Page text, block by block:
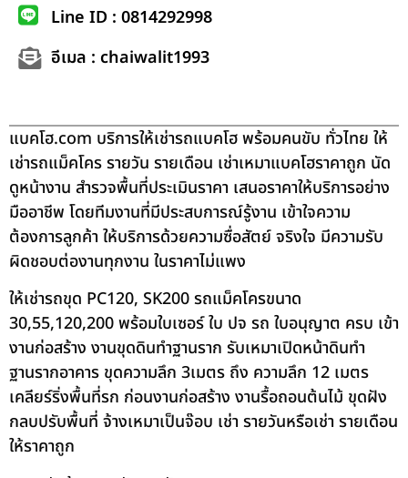
Line ID : 0814292998
อีเมล : chaiwalit1993
แบคโฮ.com บริการให้เช่ารถแบคโฮ พร้อมคนขับ ทั่วไทย ให้
เช่ารถแม็คโคร รายวัน รายเดือน เช่าเหมาแบคโฮราคาถูก นัด
ดูหน้างาน สำรวจพื้นที่ประเมินราคา เสนอราคาให้บริการอย่าง
มืออาชีพ โดยทีมงานที่มีประสบการณ์รู้งาน เข้าใจความ
ต้องการลูกค้า ให้บริการด้วยความซื่อสัตย์ จริงใจ มีความรับ
ผิดชอบต่องานทุกงาน ในราคาไม่แพง
ให้เช่ารถขุด PC120, SK200 รถแม็คโครขนาด
30,55,120,200 พร้อมใบเซอร์ ใบ ปจ รถ ใบอนุญาต ครบ เข้า
งานก่อสร้าง งานขุดดินทำฐานราก รับเหมาเปิดหน้าดินทำ
ฐานรากอาคาร ขุดความลึก 3เมตร ถึง ความลึก 12 เมตร
เคลียร์ริ่งพื้นที่รก ก่อนงานก่อสร้าง งานรื้อถอนต้นไม้ ขุดฝัง
กลบปรับพื้นที่ จ้างเหมาเป็นจ๊อบ เช่า รายวันหรือเช่า รายเดือน
ให้ราคาถูก